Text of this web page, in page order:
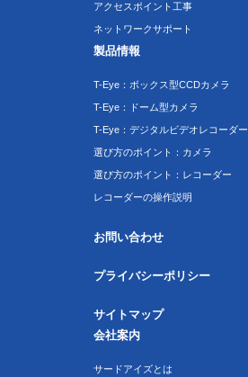
アクセスポイント工事
ネットワークサポート
製品情報
T-Eye：ボックス型CCDカメラ
T-Eye：ドーム型カメラ
T-Eye：デジタルビデオレコーダー
選び方のポイント：カメラ
選び方のポイント：レコーダー
レコーダーの操作説明
お問い合わせ
プライバシーポリシー
サイトマップ
会社案内
サードアイズとは